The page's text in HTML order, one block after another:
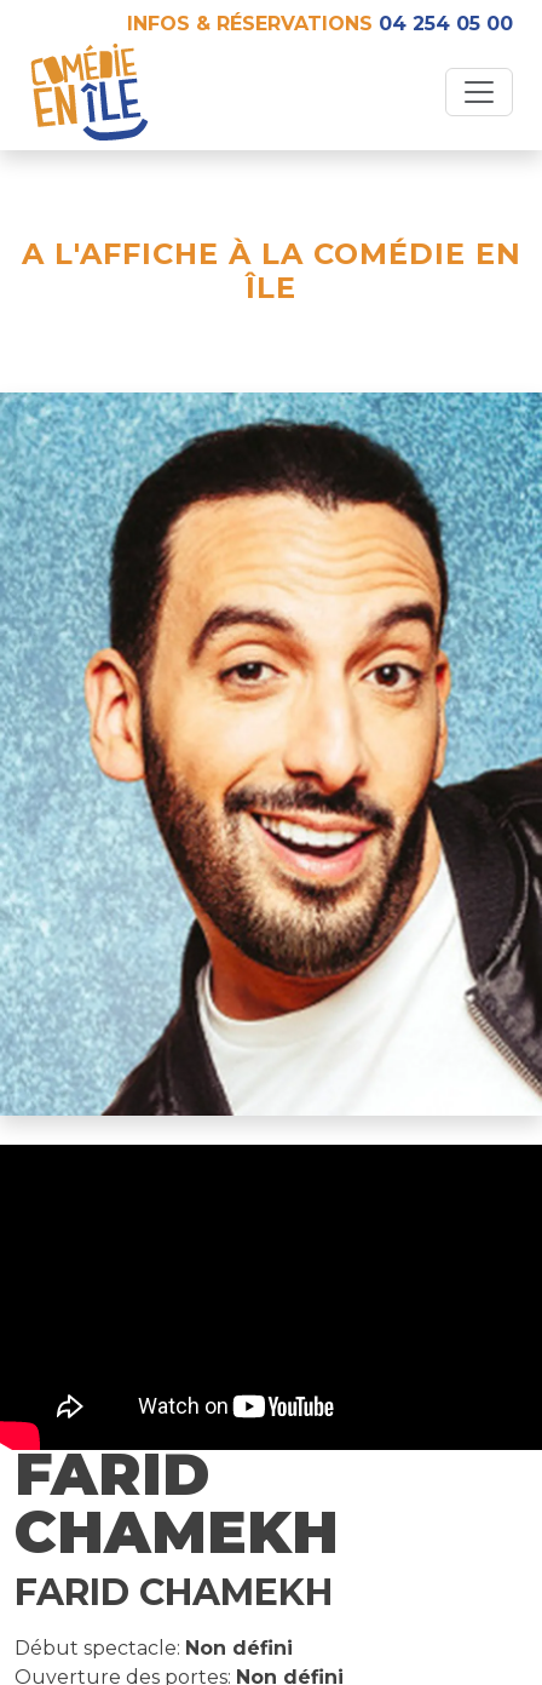
INFOS & RÉSERVATIONS 04 254 05 00
A L'AFFICHE À LA COMÉDIE EN
ÎLE
FARID
CHAMEKH
FARID CHAMEKH
Début spectacle: Non défini
Ouverture des portes: Non défini